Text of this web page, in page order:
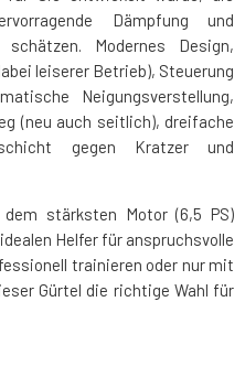
Dämpfung und
Modernes Design,
leiserer Betrieb), Steuerung
Neigungsverstellung,
(neu auch seitlich), dreifache
gegen Kratzer und
stärksten Motor (6,5 PS)
Helfer für anspruchsvolle
trainieren oder nur mit
Gürtel die richtige Wahl für